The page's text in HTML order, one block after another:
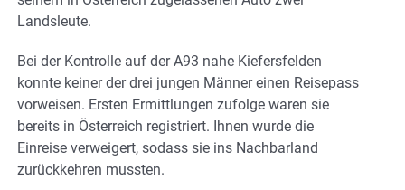
Landsleute.
Bei der Kontrolle auf der A93 nahe Kiefersfelden
konnte keiner der drei jungen Männer einen Reisepass
vorweisen. Ersten Ermittlungen zufolge waren sie
bereits in Österreich registriert. Ihnen wurde die
Einreise verweigert, sodass sie ins Nachbarland
zurückkehren mussten.